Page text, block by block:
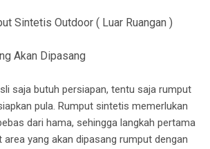
Sintetis Outdoor ( Luar Ruangan )
Akan Dipasang
saja butuh persiapan, tentu saja rumput
pula. Rumput sintetis memerlukan
dari hama, sehingga langkah pertama
yang akan dipasang rumput dengan